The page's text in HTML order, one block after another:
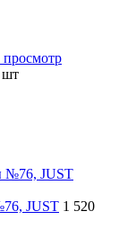
шт
JUST 1 520